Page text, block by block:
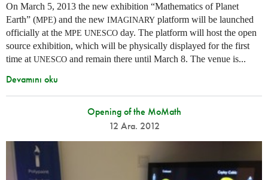
On March 5, 2013 the new exhibition “Mathematics of Planet
Earth” (MPE) and the new IMAGINARY platform will be launched
officially at the MPE UNESCO day. The platform will host the open
source exhibition, which will be physically displayed for the first
time at UNESCO and remain there until March 8. The venue is...
Devamını oku
Opening of the MoMath
12 Ara. 2012